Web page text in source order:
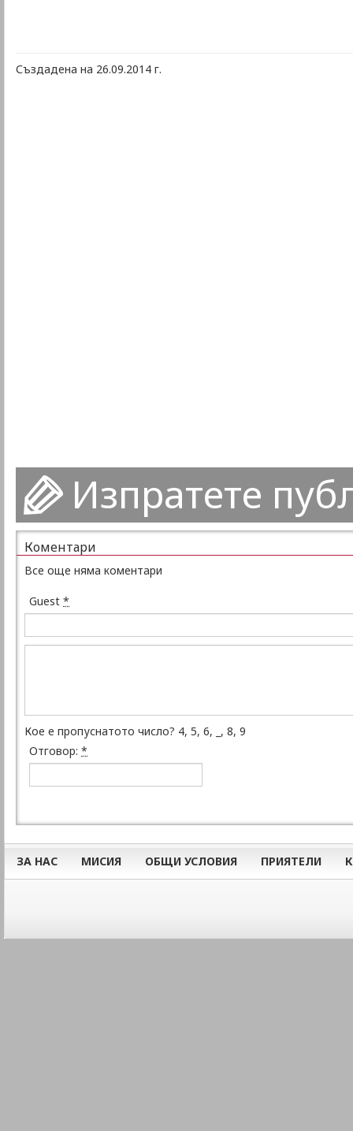
Създадена на 26.09.2014 г.
Изпратете
Коментари
Все още няма коментари
Guest *
Кое е пропуснатото число? 4, 5, 6, _, 8, 9
Отговор: *
ЗА НАС МИСИЯ ОБЩИ УСЛОВИЯ ПРИЯТЕЛИ